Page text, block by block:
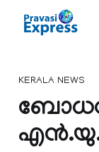
KERALA NEWS